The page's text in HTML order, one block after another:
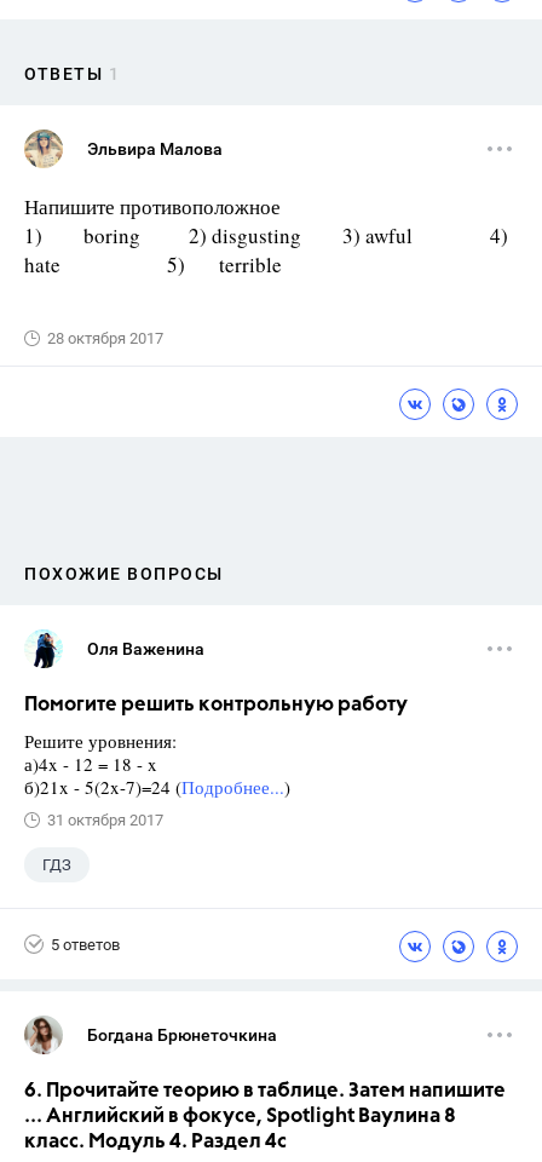
ОТВЕТЫ 1
Эльвира Малова
Напишите противоположное
1) boring 2) disgusting 3) awful 4)
hate 5) terrible
28 октября 2017
ПОХОЖИЕ ВОПРОСЫ
Оля Важенина
Помогите решить контрольную работу
Решите уровнения:
а)4x - 12 = 18 - x
б)21x - 5(2x-7)=24 (Подробнее...)
31 октября 2017
ГДЗ
5 ответов
Богдана Брюнеточкина
6. Прочитайте теорию в таблице. Затем напишите
... Английский в фокусе, Spotlight Ваулина 8
класс. Модуль 4. Раздел 4с